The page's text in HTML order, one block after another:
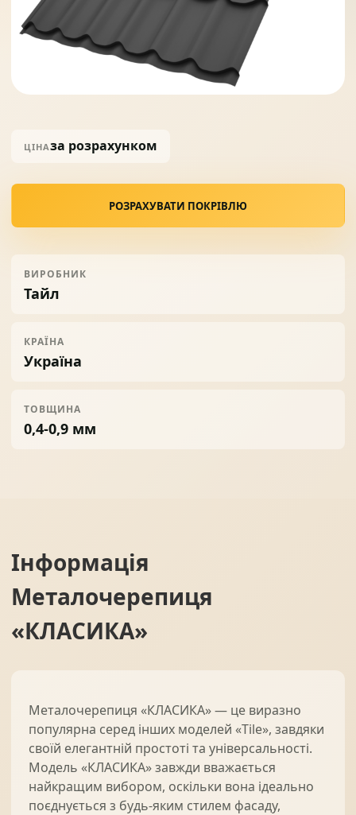
Солнце защита
ЦІНАза розрахунком
РОЗРАХУВАТИ ПОКРІВЛЮ
ВИРОБНИК
Тайл
КРАЇНА
Україна
ТОВЩИНА
0,4-0,9 мм
Інформація
Металочерепиця
«КЛАСИКА»
Металочерепиця «КЛАСИКА» — це виразно
популярна серед інших моделей «Tile», завдяки
своїй елегантній простоті та універсальності.
Модель «КЛАСИКА» завжди вважається
найкращим вибором, оскільки вона ідеально
поєднується з будь-яким стилем фасаду,